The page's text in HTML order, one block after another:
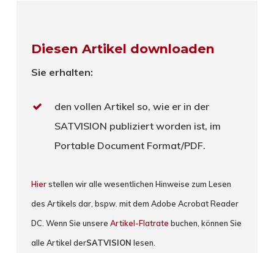
Diesen Artikel downloaden
Sie erhalten:
den vollen Artikel so, wie er in der
SATVISION publiziert worden ist, im
Portable Document Format/PDF.
Hierstellen wir alle wesentlichen Hinweise zum Lesen
des Artikels dar, bspw. mit dem Adobe Acrobat Reader
DC. Wenn Sie unsereArtikel-Flatrate buchen, können Sie
alle Artikel derSATVISION lesen.